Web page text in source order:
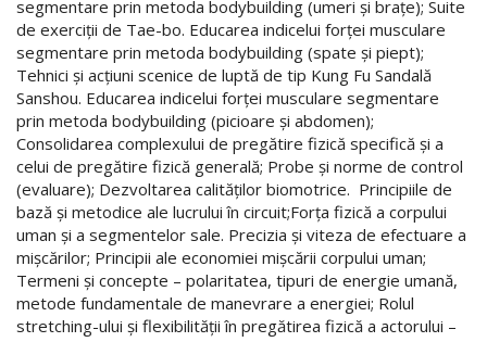
segmentare prin metoda bodybuilding (umeri şi braţe); Suite
de exerciţii de Tae-bo. Educarea indicelui forţei musculare
segmentare prin metoda bodybuilding (spate şi piept);
Tehnici şi acţiuni scenice de luptă de tip Kung Fu Sandală
Sanshou. Educarea indicelui forţei musculare segmentare
prin metoda bodybuilding (picioare şi abdomen);
Consolidarea complexului de pregătire fizică specifică şi a
celui de pregătire fizică generală; Probe şi norme de control
(evaluare); Dezvoltarea calităţilor biomotrice. Principiile de
bază şi metodice ale lucrului în circuit;Forţa fizică a corpului
uman şi a segmentelor sale. Precizia şi viteza de efectuare a
mişcărilor; Principii ale economiei mişcării corpului uman;
Termeni şi concepte – polaritatea, tipuri de energie umană,
metode fundamentale de manevrare a energiei; Rolul
stretching-ului şi flexibilităţii în pregătirea fizică a actorului –